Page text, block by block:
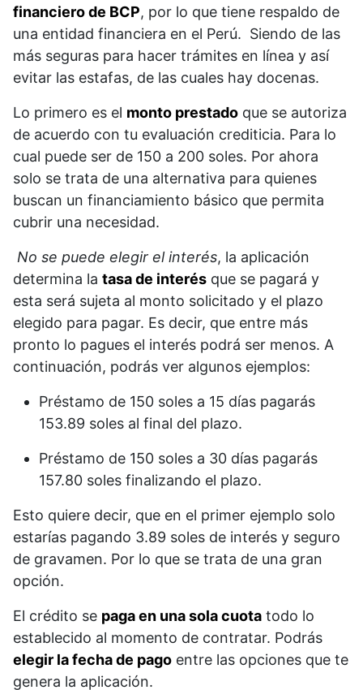
financiero de BCP, por lo que tiene respaldo de
una entidad financiera en el Perú. Siendo de las
más seguras para hacer trámites en línea y así
evitar las estafas, de las cuales hay docenas.
Lo primero es el monto prestado que se autoriza
de acuerdo con tu evaluación crediticia. Para lo
cual puede ser de 150 a 200 soles. Por ahora
solo se trata de una alternativa para quienes
buscan un financiamiento básico que permita
cubrir una necesidad.
No se puede elegir el interés, la aplicación
determina la tasa de interés que se pagará y
esta será sujeta al monto solicitado y el plazo
elegido para pagar. Es decir, que entre más
pronto lo pagues el interés podrá ser menos. A
continuación, podrás ver algunos ejemplos:
Préstamo de 150 soles a 15 días pagarás
153.89 soles al final del plazo.
Préstamo de 150 soles a 30 días pagarás
157.80 soles finalizando el plazo.
Esto quiere decir, que en el primer ejemplo solo
estarías pagando 3.89 soles de interés y seguro
de gravamen. Por lo que se trata de una gran
opción.
El crédito se paga en una sola cuota todo lo
establecido al momento de contratar. Podrás
elegir la fecha de pago entre las opciones que te
genera la aplicación.